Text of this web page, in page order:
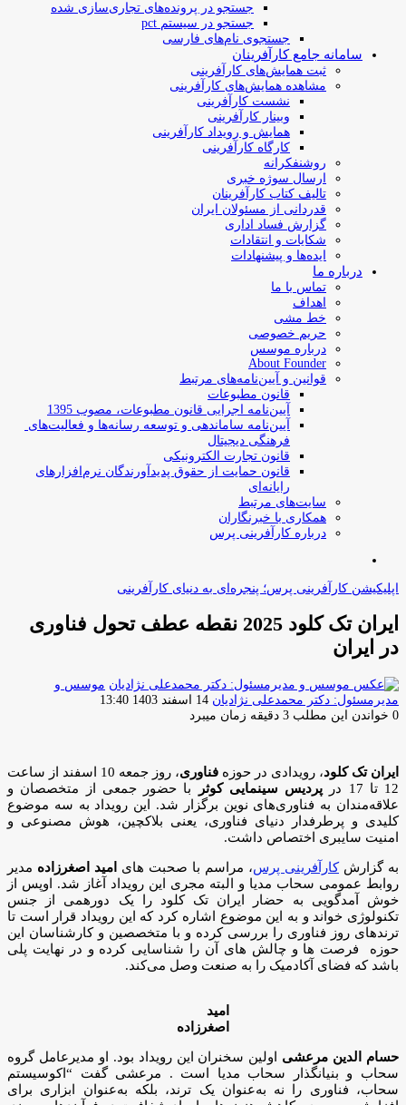
جستجو در پرونده‌های تجاری‌سازی شده
جستجو در سیستم pct
جستجوی نام‌های فارسی
سامانه جامع کارآفرینان
ثبت همایش‌های کارآفرینی
مشاهده همایش‌های کارآفرینی
نشست کارآفرینی
وبینار کارآفرینی
همایش و رویداد کارآفرینی
کارگاه کارآفرینی
روشنفکرانه
ارسال سوژه‌ خبری
تالیف کتاب کارآفرینان
قدردانی از مسئولان ایران
گزارش فساد اداری
شکایات و انتقادات
ایده‌ها و پیشنهادات
درباره ما
تماس با ما
اهداف
خط مشی
حریم خصوصی
درباره موسس
About Founder
قوانین و آیین‌نامه‌های مرتبط
‌قانون مطبوعات
آیین‌نامه اجرایی قانون مطبوعات، مصوب 1395
آیین‌نامه سامان­دهی و توسعه رسانه­‌ها و فعالیت‌­های
فرهنگی دیجیتال
قانون تجارت الکترونیکی
قانون حمایت از حقوق پدیدآورندگان نرم‌افزارهای
رایانه‌ای
سایت‌های مرتبط
همکاری با خبرنگاران
درباره کارآفرینی پرس
اپلیکیشن کارآفرینی پرس؛ پنجره‌ای به دنیای کارآفرینی
ایران تک کلود 2025 نقطه عطف تحول فناوری
در ایران
موسس و
مدیرمسئول: دکتر محمدعلی نژادیان ارسال
ایمیل
14 اسفند 1403 13:40
0 خواندن این مطلب 3 دقیقه زمان میبرد
ایران تک کلود، رویدادی در حوزه فناوری
، روز جمعه 10 اسفند از ساعت
12 تا 17 در
پردیس سینمایی کوثر
با حضور جمعی از متخصصان و
علاقه‌مندان به فناوری‌های نوین برگزار شد. این رویداد به سه موضوع
کلیدی و پرطرفدار دنیای فناوری، یعنی بلاکچین، هوش مصنوعی و
امنیت سایبری اختصاص داشت.
به گزارشکارآفرینی پرس، مراسم با صحبت های امید اصغرزاده مدیر
روابط عمومی سحاب مدیا و البته مجری این رویداد آغاز شد. اوپس از
خوش آمدگویی به حضار ایران تک کلود را یک دورهمی از جنس
تکنولوژی خواند و به این موضوع اشاره کرد که این رویداد قرار است تا
ترندهای روز فناوری را بررسی کرده و با متخصصین و کارشناسان این
حوزه فرصت ها و چالش های آن را شناسایی کرده و در نهایت پلی
باشد که فضای آکادمیک را به صنعت وصل می‌کند.
امید
اصغرزاده
حسام الدین مرعشی اولین سخنران این رویداد بود. او مدیرعامل گروه
سحاب و بنیانگذار سحاب مدیا است . مرعشی گفت “اکوسیستم
سحاب، فناوری را نه به‌عنوان یک ترند، بلکه به‌عنوان ابزاری برای